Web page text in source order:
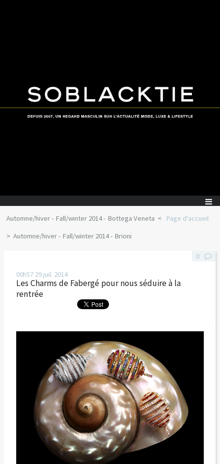
Automne/hiver - Fall/winter 2014 - Bottega Veneta
Page d'accueil
Automne/hiver - Fall/winter 2014 - Brioni
00h57 29 juil. 2014
Les Charms de Fabergé pour nous séduire à la
rentrée
0